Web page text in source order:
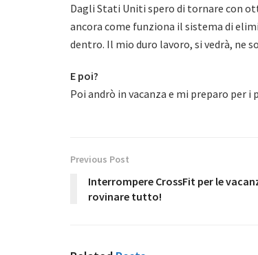
Dagli Stati Uniti spero di tornare con
ancora come funziona il sistema di
dentro. Il mio duro lavoro, si vedrà, ne
E poi?
Poi andrò in vacanza e mi preparo per i
Previous Post
Interrompere CrossFit per le
rovinare tutto!